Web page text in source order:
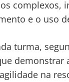
complexos,
e o uso
turma,
demonstrar
na